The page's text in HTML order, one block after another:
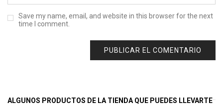
Save my name, email, and website in this browser for the next
time I comment.
ALGUNOS PRODUCTOS DE LA TIENDA QUE PUEDES LLEVARTE